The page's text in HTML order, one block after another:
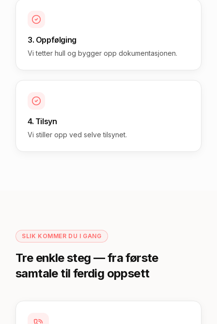
3. Oppfølging
Vi tetter hull og bygger opp dokumentasjonen.
4. Tilsyn
Vi stiller opp ved selve tilsynet.
SLIK KOMMER DU I GANG
Tre enkle steg — fra første
samtale til ferdig oppsett